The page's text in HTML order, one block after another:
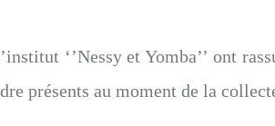
‘’Nessy et Yomba’’ ont
présents au moment de la